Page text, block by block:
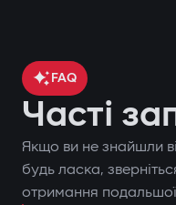
FAQ
Часті
Якщо ви не знайшли
будь ласка,
отримання подальшої